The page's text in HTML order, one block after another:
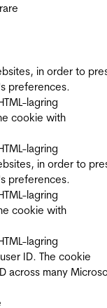
in order to
preferences.
lagring
cookie with
lagring
in order to
preferences.
lagring
cookie with
lagring
ID. The cookie
across many